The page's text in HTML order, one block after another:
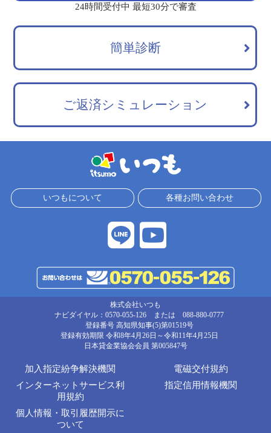
24時間受付中 最短30分で審査
簡単診断
ご返済シミュレーション
いつもについて 各種お問い合わせ
株式会社いつも
ナビダイヤル：0570-055-126 または 088-880-0777
登録番号 高知県知事(5)第01519号
登録有効期限 令和8年4月26日～令和11年4月25日
日本貸金業協会会員 第005847号
加入指定紛争解決機関
電磁交付規約
インターネットサービス利
用規約
指定信用情報機関
個人情報・取引履歴開示に
ついて